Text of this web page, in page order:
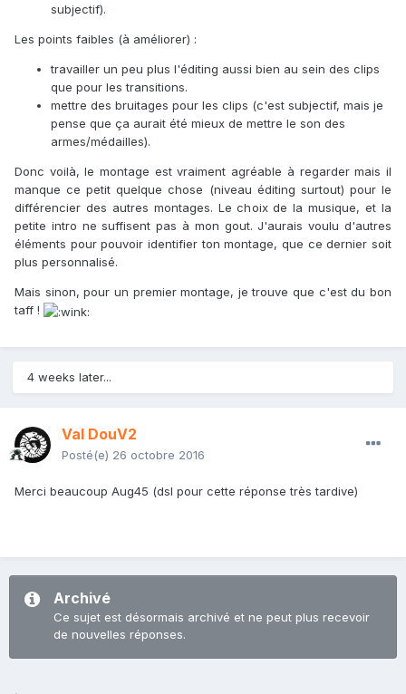
subjectif).
Les points faibles (à améliorer) :
travailler un peu plus l'éditing aussi bien au sein des clips
que pour les transitions.
mettre des bruitages pour les clips (c'est subjectif, mais je
pense que ça aurait été mieux de mettre le son des
armes/médailles).
Donc voilà, le montage est vraiment agréable à regarder mais il
manque ce petit quelque chose (niveau éditing surtout) pour le
différencier des autres montages. Le choix de la musique, et la
petite intro ne suffisent pas à mon gout. J'aurais voulu d'autres
éléments pour pouvoir identifier ton montage, que ce dernier soit
plus personnalisé.
Mais sinon, pour un premier montage, je trouve que c'est du bon
taff !
4 weeks later...
Val DouV2
Posté(e) 26 octobre 2016
Merci beaucoup Aug45 (dsl pour cette réponse très tardive)
Archivé
Ce sujet est désormais archivé et ne peut plus recevoir
de nouvelles réponses.